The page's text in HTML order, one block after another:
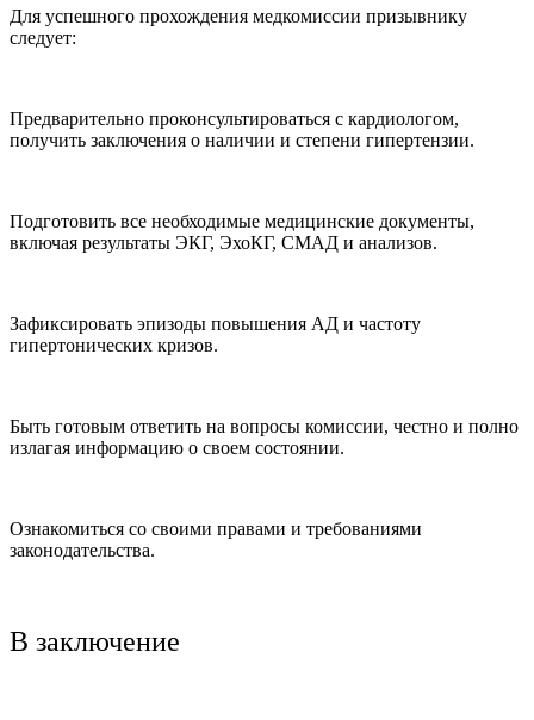
Для успешного прохождения медкомиссии призывнику
следует:
Предварительно проконсультироваться с кардиологом,
получить заключения о наличии и степени гипертензии.
Подготовить все необходимые медицинские документы,
включая результаты ЭКГ, ЭхоКГ, СМАД и анализов.
Зафиксировать эпизоды повышения АД и частоту
гипертонических кризов.
Быть готовым ответить на вопросы комиссии, честно и полно
излагая информацию о своем состоянии.
Ознакомиться со своими правами и требованиями
законодательства.
В заключение